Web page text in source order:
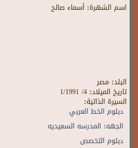
اسم الشهرة: أسماء صالح
البلد: مصر
تاريخ الميلاد: 4/ 1/1991
السيرة الذاتية:
دبلوم الخط العربي
الجهه: المدرسه السعيديه
دبلوم التخصص